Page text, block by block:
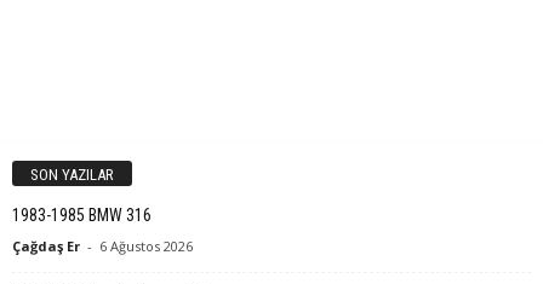
SON YAZILAR
1983-1985 BMW 316
Çağdaş Er - 6 Ağustos 2026